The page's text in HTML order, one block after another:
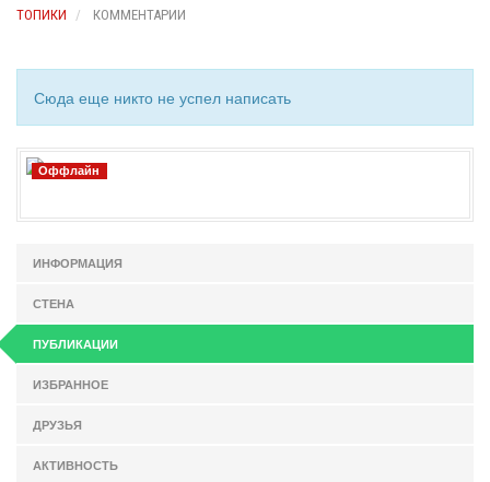
ТОПИКИ КОММЕНТАРИИ
Сюда еще никто не успел написать
Оффлайн
ИНФОРМАЦИЯ
СТЕНА
ПУБЛИКАЦИИ
ИЗБРАННОЕ
ДРУЗЬЯ
АКТИВНОСТЬ